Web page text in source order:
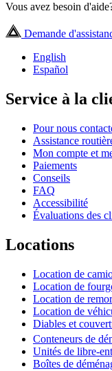
Vous avez besoin
Demande
English
Español
Service à la
Pour nous
Assistance
Mon compte et
Paiements
Conseils
FAQ
Accessibilité
Évaluations des
Locations
Location de
Location de
Location de
Location de
Diables et
Conteneurs de
Unités de libre-
Boîtes de